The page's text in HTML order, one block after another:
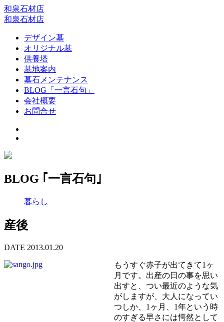
和泉石材店
和泉石材店
デザイン墓
オリジナル墓
供養塔
墓地案内
墓石メンテナンス
BLOG「一言石句」
会社概要
お問合せ
BLOG ｢一言石句｣
暮らし
産後
DATE 2013.01.20
もうすぐ赤子が出てきて1ヶ
月です。出産の日の事を思い
出すと、つい最近のような気
がしますが、大人になってい
つしか、1ヶ月、1年という時
のすぎる早さには愕然として